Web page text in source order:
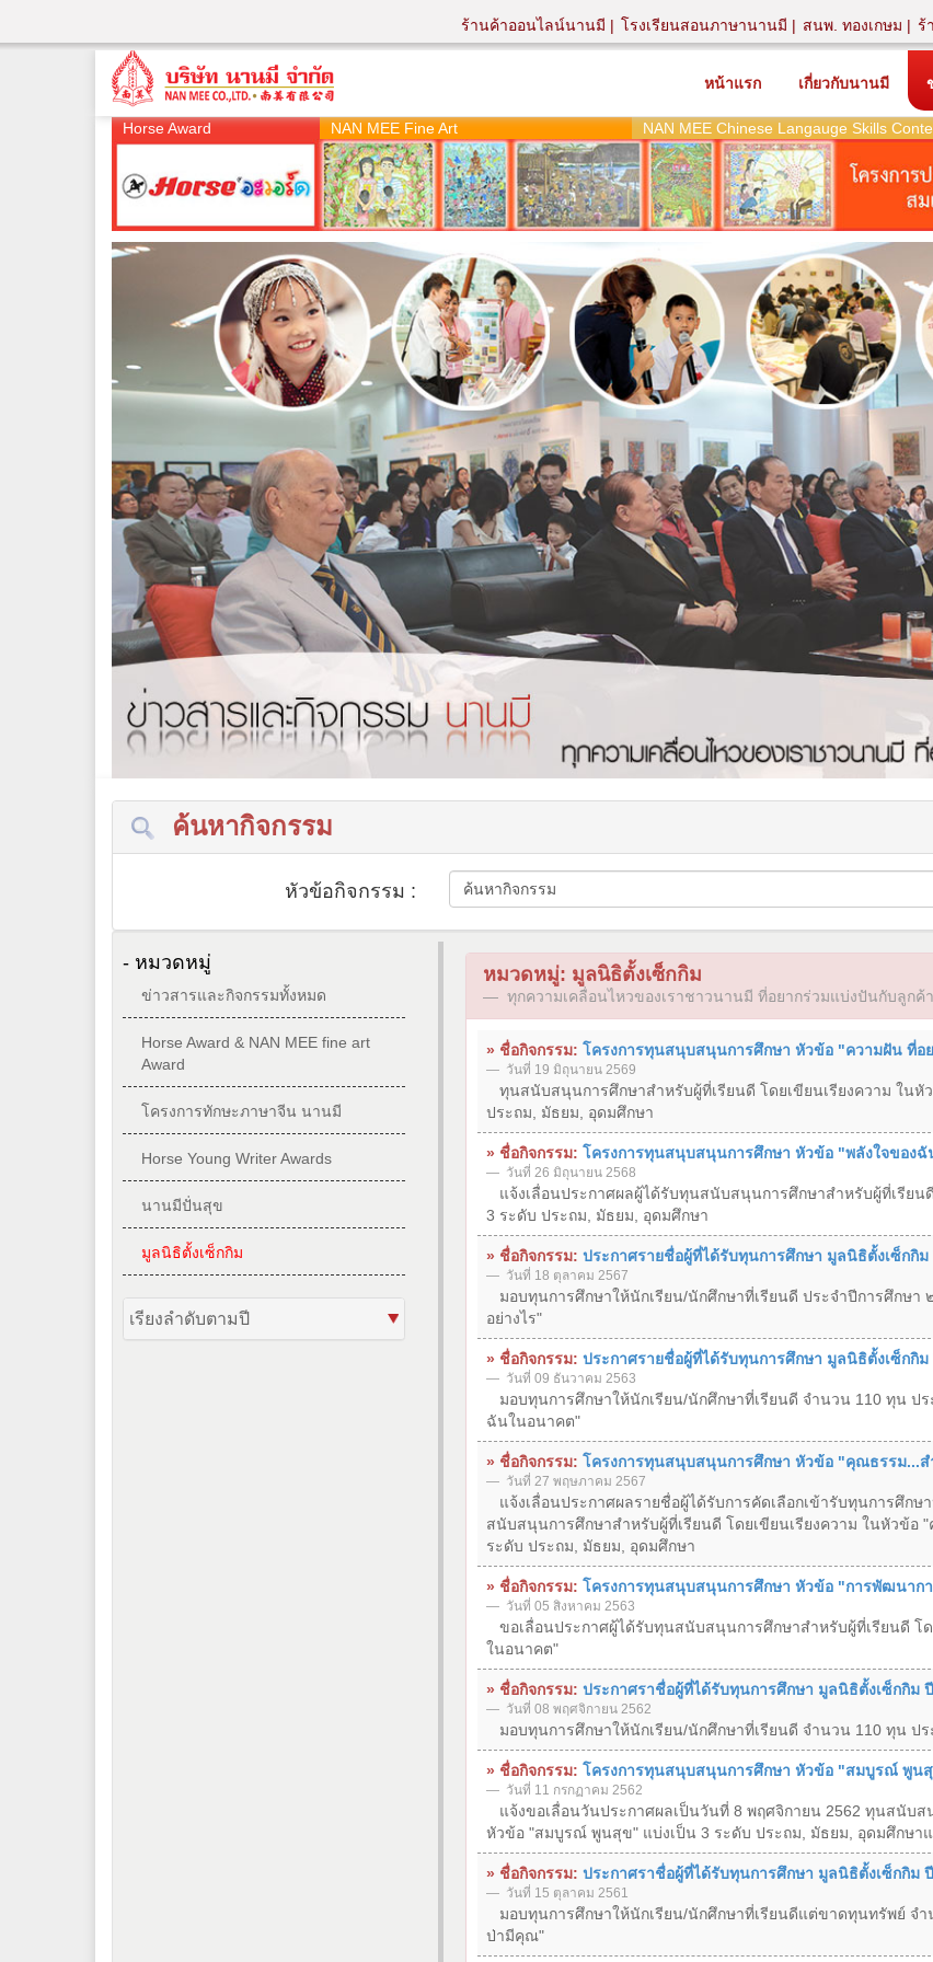
ร้านค้าออนไลน์นานมี โรงเรียนสอนภาษานานมี สนพ. ทองเกษม ร้
หน้าแรก เกี่ยวกับนานมี
Horse Award NAN MEE Fine Art NAN MEE Chinese Langauge Skills
ค้นหากิจกรรม
หัวข้อกิจกรรม :
- หมวดหมู่
ข่าวสารและกิจกรรมทั้งหมด
Horse Award & NAN MEE fine art
Award
โครงการทักษะภาษาจีน นานมี
Horse Young Writer Awards
นานมีปั่นสุข
มูลนิธิตั้งเซ็กกิม
เรียงลำดับตามปี
หมวดหมู่: มูลนิธิตั้งเซ็กกิม
ทุกความเคลื่อนไหวของเราชาวนานมี ที่อยากร่วมแบ่งปันกับลูก
» ชื่อกิจกรรม: โครงการทุนสนุบสนุนการศึกษา หัวข้อ "ความฝัน ที่อ
วันที่ 19 มิถุนายน 2569
ทุนสนับสนุนการศึกษาสำหรับผู้ที่เรียนดี โดยเขียนเรียงความ ในหั
ประถม, มัธยม, อุดมศึกษา
» ชื่อกิจกรรม: โครงการทุนสนุบสนุนการศึกษา หัวข้อ "พลังใจของฉั
วันที่ 26 มิถุนายน 2568
แจ้งเลื่อนประกาศผลผู้ได้รับทุนสนับสนุนการศึกษาสำหรับผู้ที่เรียน
3 ระดับ ประถม, มัธยม, อุดมศึกษา
» ชื่อกิจกรรม: ประกาศรายชื่อผู้ที่ได้รับทุนการศึกษา มูลนิธิตั้งเซ็กกิม
วันที่ 18 ตุลาคม 2567
มอบทุนการศึกษาให้นักเรียน/นักศึกษาที่เรียนดี ประจำปีการศึกษ
อย่างไร"
» ชื่อกิจกรรม: ประกาศรายชื่อผู้ที่ได้รับทุนการศึกษา มูลนิธิตั้งเซ็กกิม
วันที่ 09 ธันวาคม 2563
มอบทุนการศึกษาให้นักเรียน/นักศึกษาที่เรียนดี จำนวน 110 ทุน ป
ฉันในอนาคต"
» ชื่อกิจกรรม: โครงการทุนสนุบสนุนการศึกษา หัวข้อ "คุณธรรม...ส
วันที่ 27 พฤษภาคม 2567
แจ้งเลื่อนประกาศผลรายชื่อผู้ได้รับการคัดเลือกเข้ารับทุนการศึก
สนับสนุนการศึกษาสำหรับผู้ที่เรียนดี โดยเขียนเรียงความ ในหัวข้อ
ระดับ ประถม, มัธยม, อุดมศึกษา
» ชื่อกิจกรรม: โครงการทุนสนุบสนุนการศึกษา หัวข้อ "การพัฒนาก
วันที่ 05 สิงหาคม 2563
ขอเลื่อนประกาศผู้ได้รับทุนสนับสนุนการศึกษาสำหรับผู้ที่เรียนดี โ
ในอนาคต"
» ชื่อกิจกรรม: ประกาศราชื่อผู้ที่ได้รับทุนการศึกษา มูลนิธิตั้งเซ็กกิม
วันที่ 08 พฤศจิกายน 2562
มอบทุนการศึกษาให้นักเรียน/นักศึกษาที่เรียนดี จำนวน 110 ทุน
» ชื่อกิจกรรม: โครงการทุนสนุบสนุนการศึกษา หัวข้อ "สมบูรณ์ พูน
วันที่ 11 กรกฏาคม 2562
แจ้งขอเลื่อนวันประกาศผลเป็นวันที่ 8 พฤศจิกายน 2562 ทุนสนับส
หัวข้อ "สมบูรณ์ พูนสุข" แบ่งเป็น 3 ระดับ ประถม, มัธยม, อุดมศึกษา
» ชื่อกิจกรรม: ประกาศราชื่อผู้ที่ได้รับทุนการศึกษา มูลนิธิตั้งเซ็กกิม
วันที่ 15 ตุลาคม 2561
มอบทุนการศึกษาให้นักเรียน/นักศึกษาที่เรียนดีแต่ขาดทุนทรัพย์ จ
ป่ามีคุณ"